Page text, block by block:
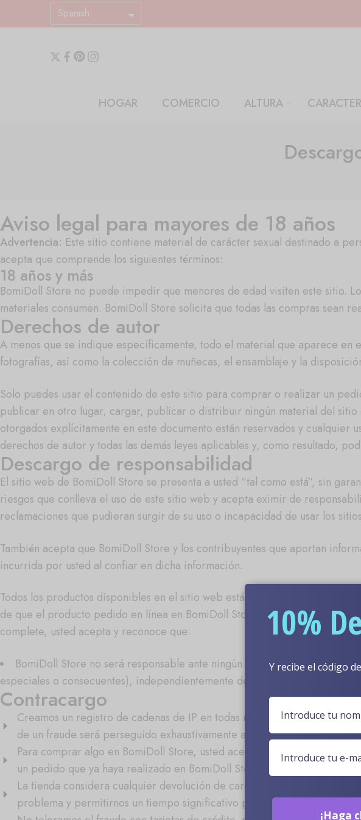
Spanish
HOGAR COMERCIO ALTURA
Aviso legal para mayores de 18 años
Advertencia: Este sitio contiene material de carácter sexual destinado a
acepta que comprende los siguientes términos:
18 años y más
BomiDoll Store no puede impedir que menores de edad visiten este sitio.
materiales consumen. BomiDoll Store solicita que todas las compras sean
Derechos de autor
A menos que se indique específicamente, todo el material que aparece
fotografías, así como la colección de muñecas, el ensamblaje y la
Solo puedes usar el contenido de este sitio para comprar o realizar un
publicar en otro lugar, cargar, publicar o distribuir ningún material del
otorgados explícitamente en este documento están reservados y
derechos de autor y todas las demás leyes aplicables y, como resultado,
Descargo de responsabilidad
El sitio web de BomiDoll Store se presenta a usted “tal como está”, sin
riesgos que conlleva el uso de este sitio web y acepta eximir de
reclamaciones que pudieran surgir de su uso o incapacidad de usar los
También acepta que BomiDoll Store y los contribuyentes que aportan
incurrida por usted al confiar en dicha información.
Todos los productos disponibles en el sitio web están disponibles
de que el producto pedido en línea en BomiDoll Store esté libre de daños
complete, usted acepta y reconoce que:
BomiDoll Store no será responsable ante ningún comprador ni ante
especiales o consecuentes), independientemente de las teorías legales
Contracargo
Creamos un registro de cadenas de IP en todas nuestras compras,
de un fraude será perseguido exhaustivamente a través de la
Para comprar algo en BomiDoll Store, usted acepta que no
un pedido que ya haya realizado en BomiDoll Store.
La tienda considera cualquier devolución de cargo de tarjeta de
problema y permitirnos un tiempo significativo para resolver o aclarar el
10%
Y recibe el código
¡Haga